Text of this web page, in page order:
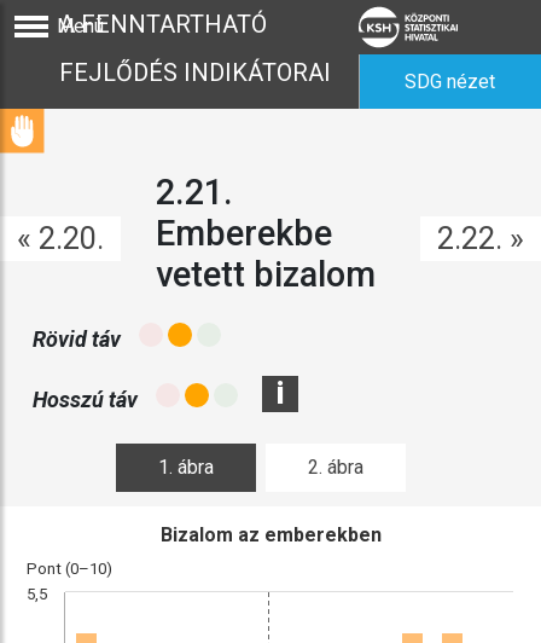
Menü
A FENNTARTHATÓ
FEJLŐDÉS INDIKÁTORAI
SDG nézet
« 2.20.
2.21.
Emberekbe
vetett bizalom
2.22. »
Rövid táv
Hosszú táv i
1. ábra 2. ábra
Pont (0–10)
Bizalom az emberekben
5,5